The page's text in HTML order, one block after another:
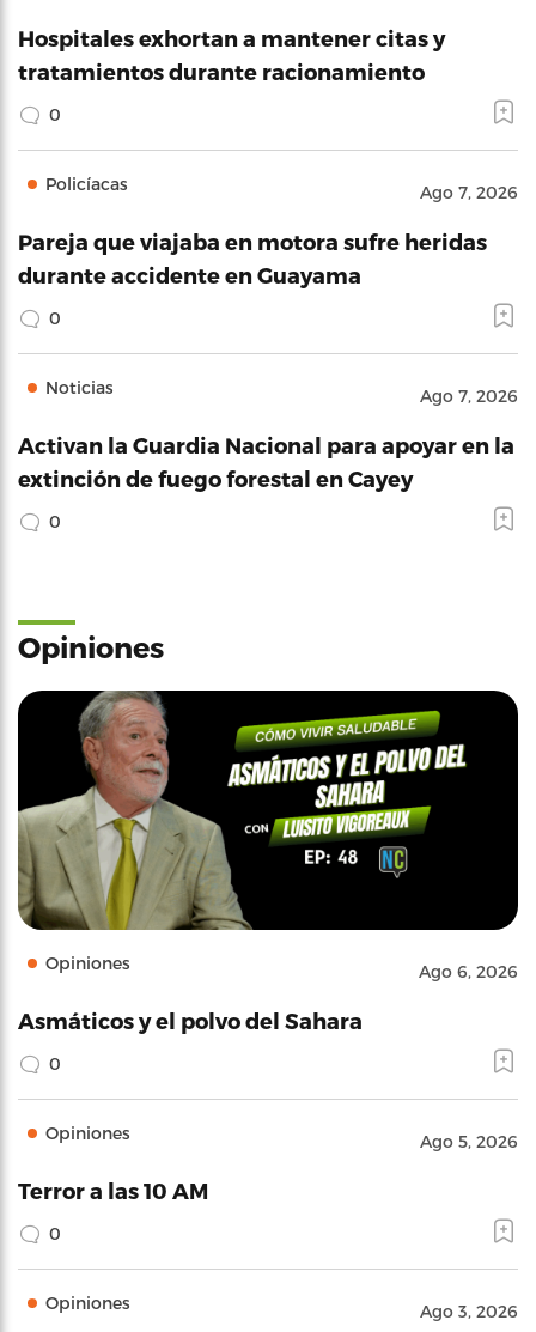
Hospitales exhortan a mantener citas y
tratamientos durante racionamiento
0
Policíacas Ago 7, 2026
Pareja que viajaba en motora sufre heridas
durante accidente en Guayama
0
Noticias Ago 7, 2026
Activan la Guardia Nacional para apoyar en la
extinción de fuego forestal en Cayey
0
Opiniones
Opiniones Ago 6, 2026
Asmáticos y el polvo del Sahara
0
Opiniones Ago 5, 2026
Terror a las 10 AM
0
Opiniones Ago 3, 2026